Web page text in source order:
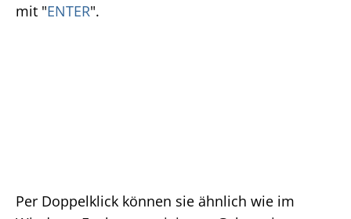
mit "ENTER".
Per Doppelklick können sie ähnlich wie im